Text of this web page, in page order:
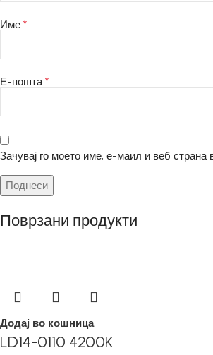
Име *
Е-пошта*
Зачувај го моето име, е-маил и веб страна
Поврзани продукти
Додај во кошница
LD14-0110 4200K